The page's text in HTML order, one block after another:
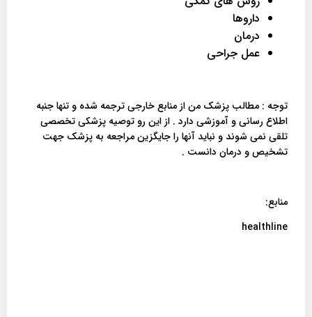
داروها
درمان
عمل جراحی
توجه : مطالب پزشک من از منابع خارجی ترجمه شده و تنها جنبه
اطلاع رسانی و آموزشی دارد . از این رو توصیه پزشکی تخصصی
تلقی نمی شوند و نباید آنها را جایگزین مراجعه به پزشک جهت
تشخیص و درمان دانست .
منابع:
healthline